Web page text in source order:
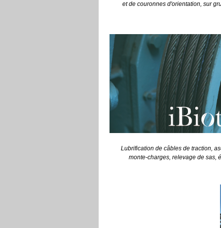
et de couronnes d'orientation, sur
Lubrification de câbles de traction,
monte-charges, relevage de sas,